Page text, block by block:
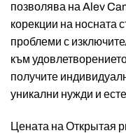
позволява на Alev
корекции на носната
проблеми с
към
получите
уникални нужди и
Цената на Открытая